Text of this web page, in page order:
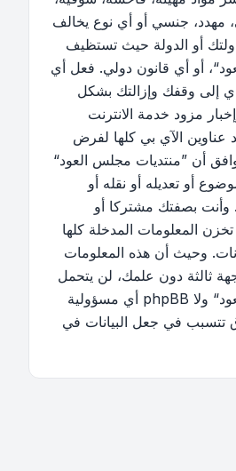
جنسي أو أي نوع يخالف
أو الدولة حيث تستظيف
أو أي قانون دولي. فعل أي
إلى وقفك وإزالتك بشكل
مزود خدمة الانترنت
الآي بي كلها لفرض
أن ”منتديات مجلس العود“
أو تعديله أو نقله أو
وأنت بصفتك مشتركا أو
المعلومات المدخلة كلها
وحيث أن هذه المعلومات
ثالثة دون علمك، لن يتحمل
”منتديات مجلس العود“ ولا phpBB أي مسؤولية
تتسبب في جعل البيانات في